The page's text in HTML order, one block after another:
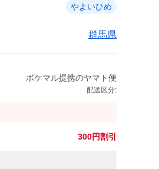
やよいひめ
群馬県
ポケマル提携のヤマト便
配送区分:
300円割引